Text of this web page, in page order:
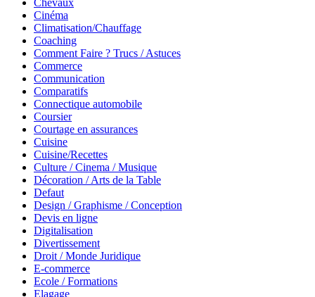
Cinéma
Climatisation/Chauffage
Coaching
Comment Faire ? Trucs / Astuces
Commerce
Communication
Comparatifs
Connectique automobile
Coursier
Courtage en assurances
Cuisine
Cuisine/Recettes
Culture / Cinema / Musique
Décoration / Arts de la Table
Defaut
Design / Graphisme / Conception
Devis en ligne
Digitalisation
Divertissement
Droit / Monde Juridique
E-commerce
Ecole / Formations
Elagage